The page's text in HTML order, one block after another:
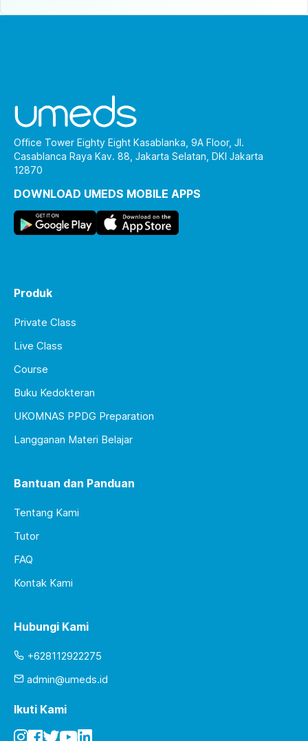
Office Tower Eighty Eight Kasablanka, 9A Floor, Jl.
Casablanca Raya Kav. 88, Jakarta Selatan, DKI Jakarta
12870
DOWNLOAD UMEDS MOBILE APPS
Produk
Private Class
Live Class
Course
Buku Kedokteran
UKOMNAS PPDG Preparation
Langganan Materi Belajar
Bantuan dan Panduan
Tentang Kami
Tutor
FAQ
Kontak Kami
Hubungi Kami
+628112922275
admin@umeds.id
Ikuti Kami